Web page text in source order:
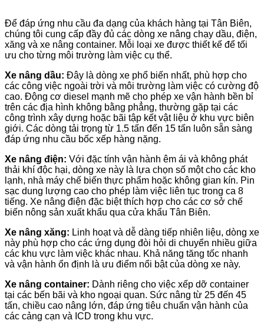
Để đáp ứng nhu cầu đa dạng của khách hàng tại Tân Biên,
chúng tôi cung cấp đầy đủ các dòng xe nâng chạy dầu, điện,
xăng và xe nâng container. Mỗi loại xe được thiết kế để tối
ưu cho từng môi trường làm việc cụ thể.
Xe nâng dầu: Đây là dòng xe phổ biến nhất, phù hợp cho
các công việc ngoài trời và môi trường làm việc có cường độ
cao. Động cơ diesel mạnh mẽ cho phép xe vận hành bền bỉ
trên các địa hình không bằng phẳng, thường gặp tại các
công trình xây dựng hoặc bãi tập kết vật liệu ở khu vực biên
giới. Các dòng tải trọng từ 1.5 tấn đến 15 tấn luôn sẵn sàng
đáp ứng nhu cầu bốc xếp hàng nặng.
Xe nâng điện: Với đặc tính vận hành êm ái và không phát
thải khí độc hại, dòng xe này là lựa chọn số một cho các kho
lạnh, nhà máy chế biến thực phẩm hoặc không gian kín. Pin
sạc dung lượng cao cho phép làm việc liên tục trong ca 8
tiếng. Xe nâng điện đặc biệt thích hợp cho các cơ sở chế
biến nông sản xuất khẩu qua cửa khẩu Tân Biên.
Xe nâng xăng: Linh hoạt và dễ dàng tiếp nhiên liệu, dòng xe
này phù hợp cho các ứng dụng đòi hỏi di chuyển nhiều giữa
các khu vực làm việc khác nhau. Khả năng tăng tốc nhanh
và vận hành ổn định là ưu điểm nổi bật của dòng xe này.
Xe nâng container: Dành riêng cho việc xếp dỡ container
tại các bến bãi và kho ngoại quan. Sức nâng từ 25 đến 45
tấn, chiều cao nâng lớn, đáp ứng tiêu chuẩn vận hành của
các cảng cạn và ICD trong khu vực.